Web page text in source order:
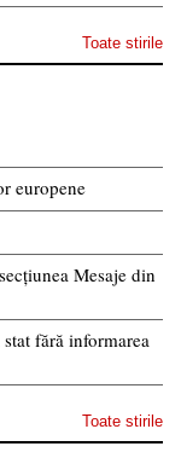
Toate stirile
europene
Mesaje din
fără informarea
Toate stirile